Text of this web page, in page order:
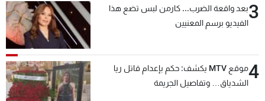
3بعد واقعة الضرب... كارمن لبس تضع هذا
الفيديو برسم المعنيين
4
موقع MTV يكشف: حكم بإعدام قاتل ريا
الشدياق… وتفاصيل الجريمة